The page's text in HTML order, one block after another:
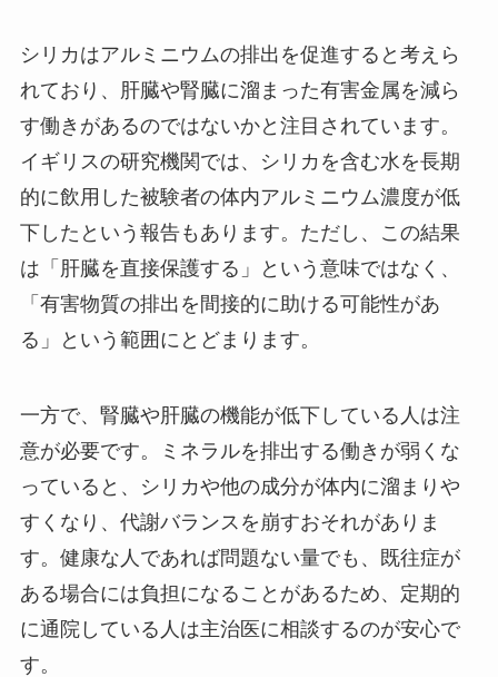
シリカはアルミニウムの排出を促進すると考えら
れており、肝臓や腎臓に溜まった有害金属を減ら
す働きがあるのではないかと注目されています。
イギリスの研究機関では、シリカを含む水を長期
的に飲用した被験者の体内アルミニウム濃度が低
下したという報告もあります。ただし、この結果
は「肝臓を直接保護する」という意味ではなく、
「有害物質の排出を間接的に助ける可能性があ
る」という範囲にとどまります。
一方で、腎臓や肝臓の機能が低下している人は注
意が必要です。ミネラルを排出する働きが弱くな
っていると、シリカや他の成分が体内に溜まりや
すくなり、代謝バランスを崩すおそれがありま
す。健康な人であれば問題ない量でも、既往症が
ある場合には負担になることがあるため、定期的
に通院している人は主治医に相談するのが安心で
す。